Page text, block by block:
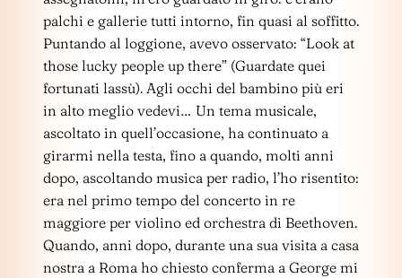
palchi e gallerie tutti intorno, fin quasi al soffitto.
Puntando al loggione, avevo osservato: “Look at
those lucky people up there” (Guardate quei
fortunati lassù). Agli occhi del bambino più eri
in alto meglio vedevi… Un tema musicale,
ascoltato in quell’occasione, ha continuato a
girarmi nella testa, fino a quando, molti anni
dopo, ascoltando musica per radio, l’ho risentito:
era nel primo tempo del concerto in re
maggiore per violino ed orchestra di Beethoven.
Quando, anni dopo, durante una sua visita a casa
nostra a Roma ho chiesto conferma a George mi